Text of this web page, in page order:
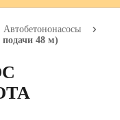
Автобетононасосы
подачи 48 м)